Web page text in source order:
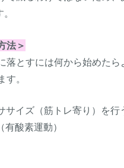
法＞
とすには何から始めた
。
イズ（筋トレ寄り）を行
酸素運動）